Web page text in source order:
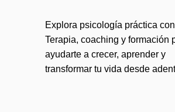
Explora psicología práctica
Terapia, coaching y formación
ayudarte a crecer, aprender y
transformar tu vida desde